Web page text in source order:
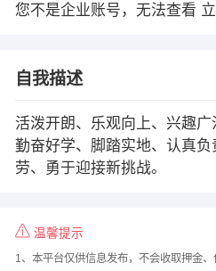
您不是企业账号，无法查看
自我描述
活泼开朗、乐观向上、兴趣广
勤奋好学、脚踏实地、认真
劳、勇于迎接新挑战。
温馨提示
1、本平台仅供信息发布，不会收取押金、